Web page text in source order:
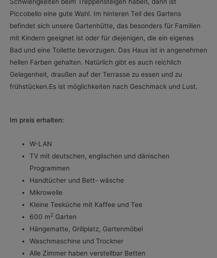
Schwierigkeiten beim Treppensteigen haben, dann ist
Piccobello eine gute Wahl. Im hinteren Teil des Gartens
befindet sich unsere Gartenhütte, das besonders für Familien
mit Kindern geeignet ist oder für diejenigen, die ein eigenes
Bad und eine Toilette bevorzugen. Das Haus ist in angenehmen
hellen Farben gehalten. Natürlich gibt es auch reichlich
Gelegenheit, draußen auf der Terrasse zu essen und zu
frühstücken.Es ist möglichkeiten nach Geschmack und Lust.
Im preis erhalten:
W-LAN
TV mit deutschen, englischen und dänischen
Programmen
Handtücher und Bett- wäsche
Mikrowelle
Kleine Teeküche mit Kaffee und Tee
600 m2 Garten
Hängematte, Grillplatz, Gartenmöbel
Waschmaschine und Trockner
Alle Zimmer haben verstellbar Betten